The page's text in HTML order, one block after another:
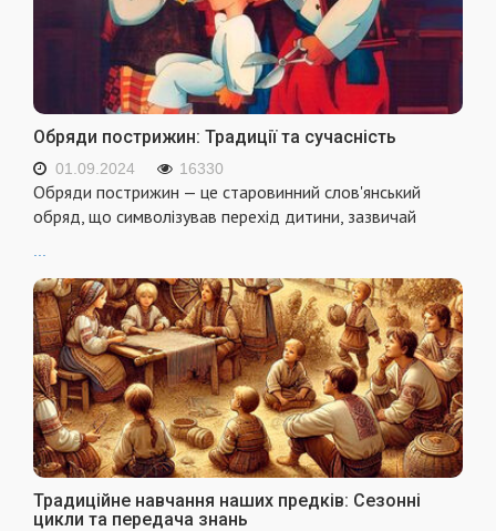
Обряди пострижин: Традиції та сучасність
01.09.2024 16330
Обряди пострижин — це старовинний слов'янський
обряд, що символізував перехід дитини, зазвичай
Традиційне навчання наших предків: Сезонні
цикли та передача знань